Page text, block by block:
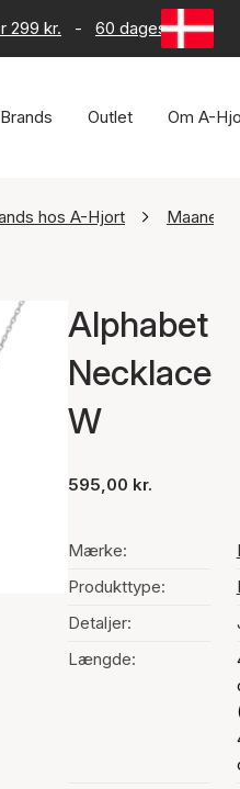
299 kr. - 60 dages returret
Brands Outlet Om A-
hos A-Hjort
Alphabet
Necklace
W
595,00 kr.
Mærke:
Produkttype:
Detaljer:
Længde: